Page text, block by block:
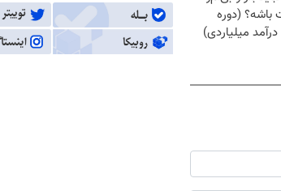
باشه؟ (دوره
درآمد میلیاردی)